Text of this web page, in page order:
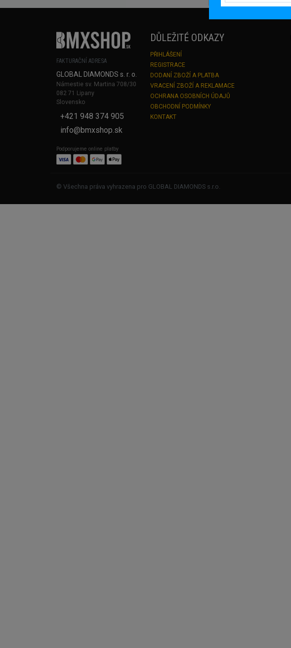
FAKTURAČNÍ ADRESA
GLOBAL DIAMONDS s. r. o.
Námestie sv. Martina 708/30
082 71 Lipany
Slovensko
+421 948 374 905
info@bmxshop.sk
Podporujeme online platby
DŮLEŽITÉ ODKAZY
PŘIHLÁŠENÍ
REGISTRACE
DODANÍ ZBOŽÍ A PLATBA
VRACENÍ ZBOŽÍ A REKLAMACE
OCHRANA OSOBNÍCH ÚDAJŮ
OBCHODNÍ PODMÍNKY
KONTAKT
© Všechna práva vyhrazena pro GLOBAL DIAMONDS s.r.o.